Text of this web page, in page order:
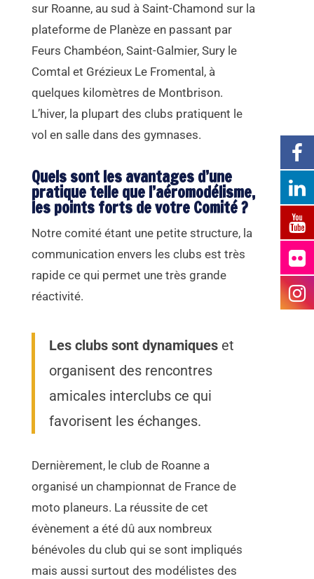
sur Roanne, au sud à Saint-Chamond sur la
plateforme de Planèze en passant par
Feurs Chambéon, Saint-Galmier, Sury le
Comtal et Grézieux Le Fromental, à
quelques kilomètres de Montbrison.
L’hiver, la plupart des clubs pratiquent le
vol en salle dans des gymnases.
Quels sont les avantages d’une
pratique telle que l’aéromodélisme,
les points forts de votre Comité ?
Notre comité étant une petite structure, la
communication envers les clubs est très
rapide ce qui permet une très grande
réactivité.
Les clubs sont dynamiques et
organisent des rencontres
amicales interclubs ce qui
favorisent les échanges.
Dernièrement, le club de Roanne a
organisé un championnat de France de
moto planeurs. La réussite de cet
évènement a été dû aux nombreux
bénévoles du club qui se sont impliqués
mais aussi surtout des modélistes des